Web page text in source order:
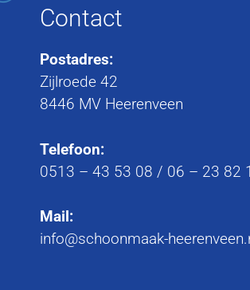
Contact
Postadres:
Zijlroede 42
8446 MV Heerenveen
Telefoon:
0513 – 43 53 08 / 06 – 23 82
Mail:
info@schoonmaak-